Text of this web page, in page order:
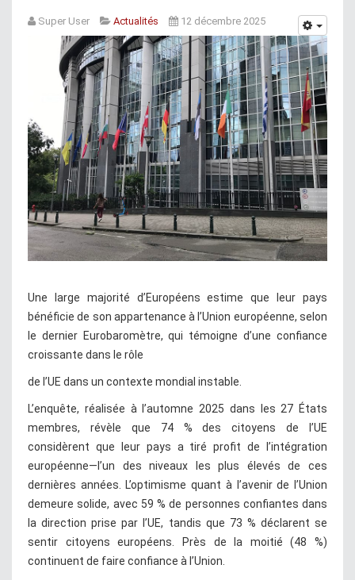
Super User Actualités 12 décembre 2025
Une large majorité d’Européens estime que leur pays
bénéficie de son appartenance à l’Union européenne, selon
le dernier Eurobaromètre, qui témoigne d’une confiance
croissante dans le rôle
de l’UE dans un contexte mondial instable.
L’enquête, réalisée à l’automne 2025 dans les 27 États
membres, révèle que 74 % des citoyens de l’UE
considèrent que leur pays a tiré profit de l’intégration
européenne—l’un des niveaux les plus élevés de ces
dernières années. L’optimisme quant à l’avenir de l’Union
demeure solide, avec 59 % de personnes confiantes dans
la direction prise par l’UE, tandis que 73 % déclarent se
sentir citoyens européens. Près de la moitié (48 %)
continuent de faire confiance à l’Union.